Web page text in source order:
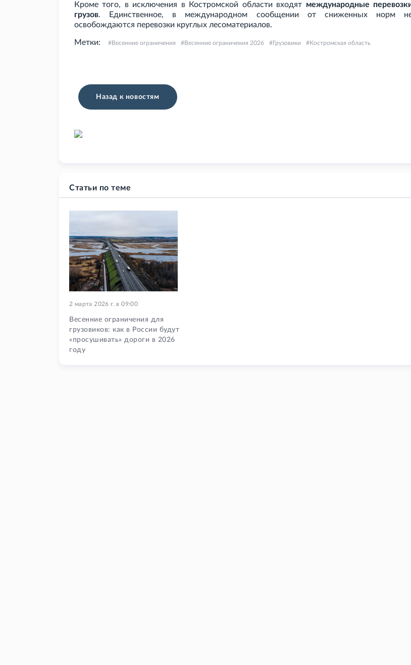
Кроме того, в исключения в Костромской области входят международные
грузов. Единственное, в международном сообщении от сниженных норм
освобождаются перевозки круглых лесоматериалов.
Метки: Весенние ограничения Весенние ограничения 2026 Грузовики Костромская область
Назад к новостям
Статьи по теме
2 марта 2026 г. в09:00
Весенние ограничения для
грузовиков: как в России будут
«просушивать» дороги в 2026
году